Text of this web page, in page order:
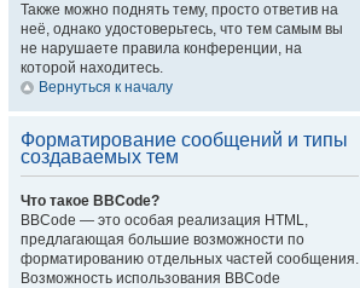
Также можно поднять тему, просто ответив на
неё, однако удостоверьтесь, что тем самым вы
не нарушаете правила конференции, на
которой находитесь.
Вернуться к началу
Форматирование сообщений и типы
создаваемых тем
Что такое BBCode?
BBCode — это особая реализация HTML,
предлагающая большие возможности по
форматированию отдельных частей сообщения.
Возможность использования BBCode